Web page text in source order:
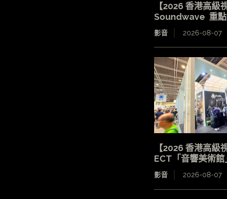
【2026 香港高級
Soundwave 重點
影音 2026-08-07
【2026 香港高級
ECT「音響美術
影音 2026-08-07